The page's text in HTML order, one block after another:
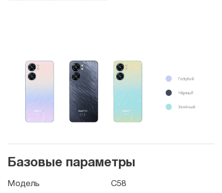
Базовые параметры
Модель
C58